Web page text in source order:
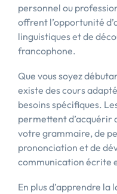
personnel ou
offrent l’opportunité
linguistiques et de
francophone.
Que vous soyez
existe des cours
besoins spécifiques.
permettent d’acquérir
votre grammaire, de
prononciation et de
communication écrite
En plus d’apprendre la